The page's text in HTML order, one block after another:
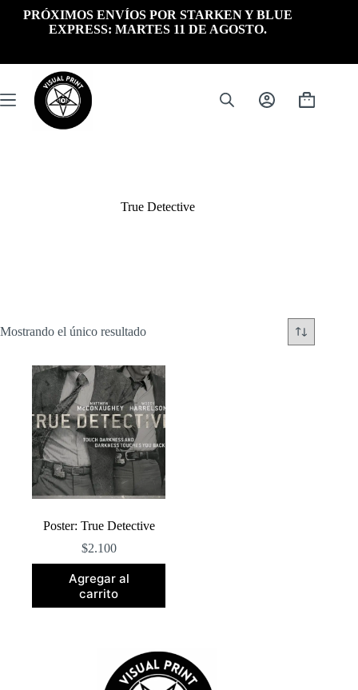
PRÓXIMOS ENVÍOS POR STARKEN Y BLUE
EXPRESS: MARTES 11 DE AGOSTO.
Carrito
True Detective
Mostrando el único resultado
Poster: True Detective
$2.100
Agregar al
carrito